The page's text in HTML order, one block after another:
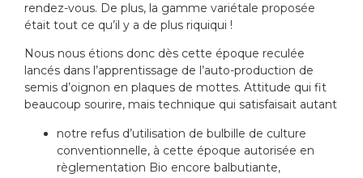
rendez-vous. De plus, la gamme variétale proposée
était tout ce qu’il y a de plus riquiqui !
Nous nous étions donc dès cette époque reculée
lancés dans l’apprentissage de l’auto-production de
semis d’oignon en plaques de mottes. Attitude qui fit
beaucoup sourire, mais technique qui satisfaisait autant
notre refus d’utilisation de bulbille de culture
conventionnelle, à cette époque autorisée en
règlementation Bio encore balbutiante,